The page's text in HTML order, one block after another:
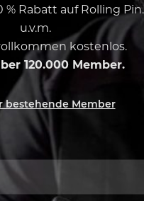
Rabatt auf Rolling
u.v.m.
kostenlos.
120.000 Member.
bestehende Member